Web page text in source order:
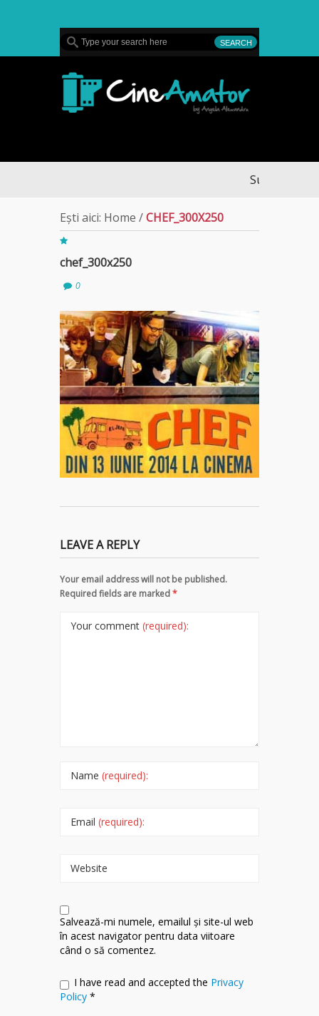
Sullivan’s
Ești aici: Home /CHEF_300X250
chef_300x250
0
LEAVE A REPLY
Your email address will not be published.
Required fields are marked*
Your comment (required):
Name (required):
Email (required):
Website
Salvează-mi numele, emailul și site-ul web
în acest navigator pentru data viitoare
când o să comentez.
I have read and accepted the Privacy
Policy *